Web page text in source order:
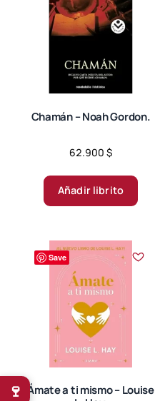
Chamán – Noah Gordon.
62.900 $
Añadir librito
Save
Ámate a ti mismo – Louise
🍷